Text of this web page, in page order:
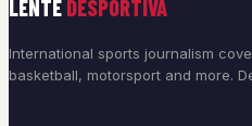
LENTE DESPORTIVA
International sports journalism
basketball, motorsport and more.